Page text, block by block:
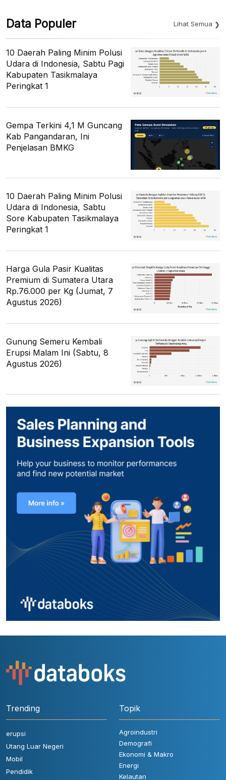
Data Populer Lihat Semua
10 Daerah Paling Minim Polusi
Udara di Indonesia, Sabtu Pagi
Kabupaten Tasikmalaya
Peringkat 1
Gempa Terkini 4,1 M Guncang
Kab Pangandaran, Ini
Penjelasan BMKG
10 Daerah Paling Minim Polusi
Udara di Indonesia, Sabtu
Sore Kabupaten Tasikmalaya
Peringkat 1
Harga Gula Pasir Kualitas
Premium di Sumatera Utara
Rp.76.000 per Kg (Jumat, 7
Agustus 2026)
Gunung Semeru Kembali
Erupsi Malam Ini (Sabtu, 8
Agustus 2026)
Trending
erupsi
Utang Luar Negeri
Mobil
Pendidik
Topik
Agroindustri
Demografi
Ekonomi & Makro
Energi
Kelautan